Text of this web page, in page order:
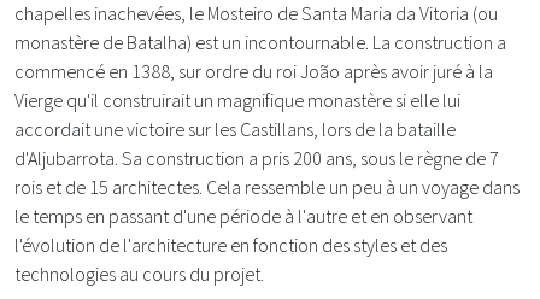
chapelles inachevées, le Mosteiro de Santa Maria da Vitoria (ou
monastère de Batalha) est un incontournable. La construction a
commencé en 1388, sur ordre du roi João après avoir juré à la
Vierge qu'il construirait un magnifique monastère si elle lui
accordait une victoire sur les Castillans, lors de la bataille
d'Aljubarrota. Sa construction a pris 200 ans, sous le règne de 7
rois et de 15 architectes. Cela ressemble un peu à un voyage dans
le temps en passant d'une période à l'autre et en observant
l'évolution de l'architecture en fonction des styles et des
technologies au cours du projet.